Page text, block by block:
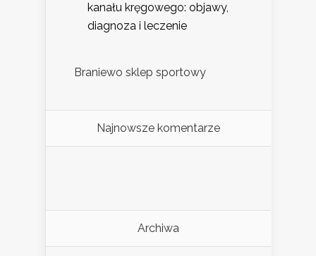
kanału kręgowego: objawy,
diagnoza i leczenie
Braniewo sklep sportowy
Najnowsze komentarze
Archiwa